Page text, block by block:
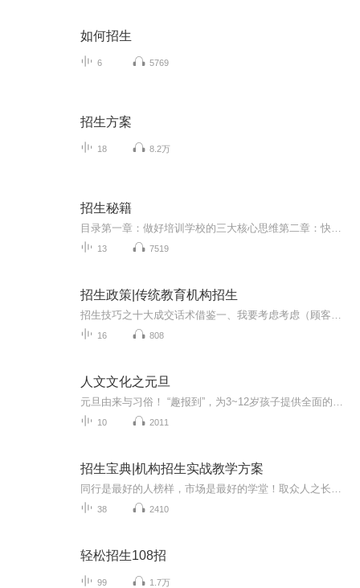
如何招生
6 5769
招生方案
18 8.2万
招生秘籍
13 7519
招生政策|传统教育机构招生
16 808
人文文化之元旦
10 2011
招生宝典|机构招生实战教学方案
38 2410
轻松招生108招
99 1.7万